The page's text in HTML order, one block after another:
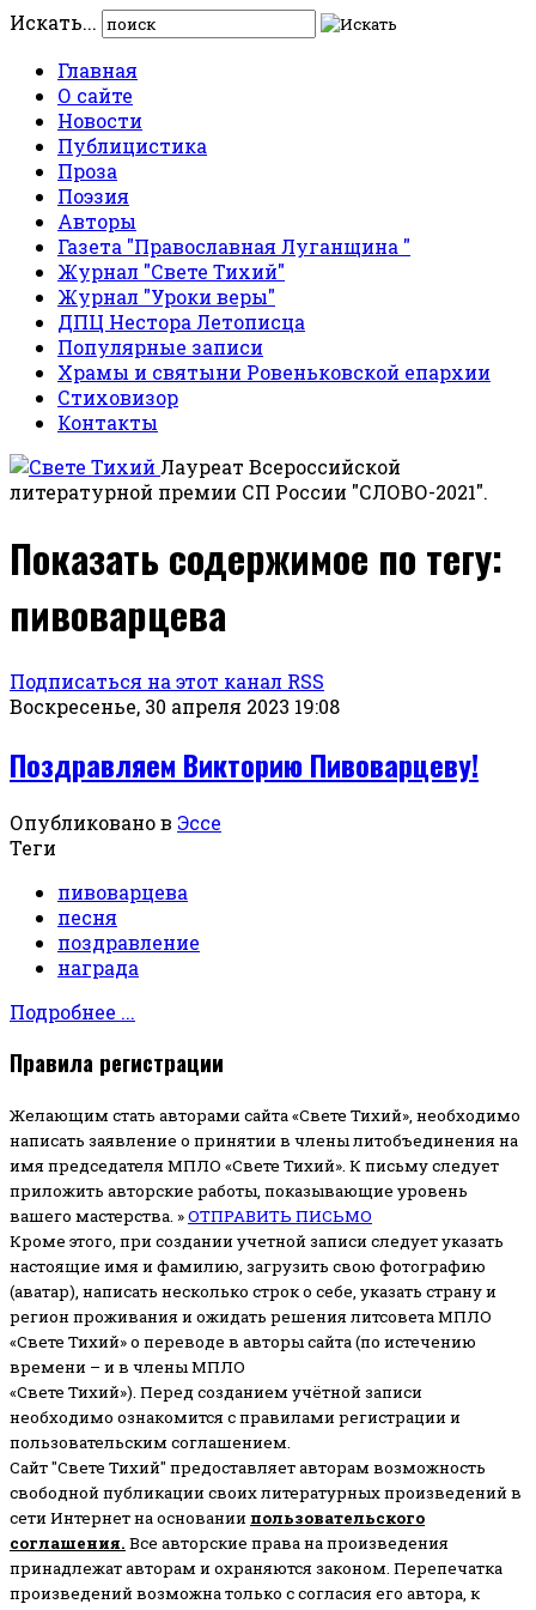
Искать...
Главная
О сайте
Новости
Публицистика
Проза
Поэзия
Авторы
Газета "Православная Луганщина "
Журнал "Свете Тихий"
Журнал "Уроки веры"
ДПЦ Нестора Летописца
Популярные записи
Храмы и святыни Ровеньковской епархии
Стиховизор
Контакты
Лауреат Всероссийской
литературной премии СП России "СЛОВО-2021".
Показать содержимое по тегу:
пивоварцева
Подписаться на этот канал RSS
Воскресенье, 30 апреля 2023 19:08
Поздравляем Викторию Пивоварцеву!
Опубликовано в Эссе
Теги
пивоварцева
песня
поздравление
награда
Подробнее ...
Правила регистрации
Желающим стать авторами сайта «Свете Тихий», необходимо
написать заявление о принятии в члены литобъединения на
имя председателя МПЛО «Свете Тихий». К письму следует
приложить авторские работы, показывающие уровень
вашего мастерства. »ОТПРАВИТЬ ПИСЬМО
Кроме этого, при создании учетной записи следует указать
настоящие имя и фамилию, загрузить свою фотографию
(аватар), написать несколько строк о себе, указать страну и
регион проживания и ожидать решения литсовета МПЛО
«Свете Тихий» о переводе в авторы сайта (по истечению
времени – и в члены МПЛО
«Свете Тихий»). Перед созданием учётной записи
необходимо ознакомится с правилами регистрации и
пользовательским соглашением.
Сайт "Свете Тихий" предоставляет авторам возможность
свободной публикации своих литературных произведений в
сети Интернет на основании пользовательского
соглашения. Все авторские права на произведения
принадлежат авторам и охраняются законом. Перепечатка
произведений возможна только с согласия его автора, к